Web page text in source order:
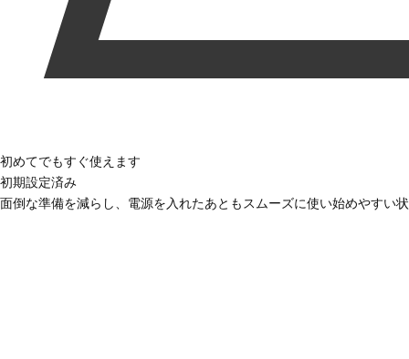
初めてでもすぐ使えます
初期設定済み
面倒な準備を減らし、電源を入れたあともスムーズに使い始めやすい